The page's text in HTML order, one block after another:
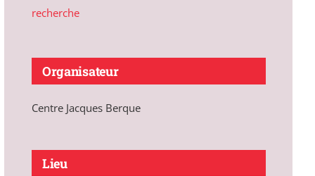
recherche
Organisateur
Centre Jacques Berque
Lieu